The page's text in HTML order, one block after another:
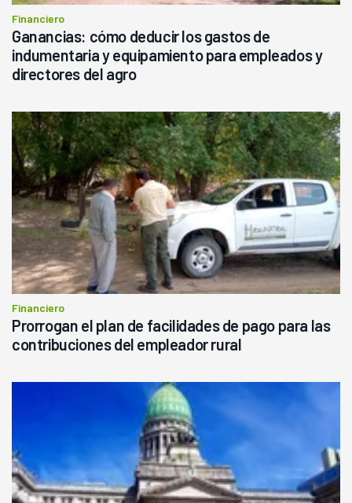
Financiero
Ganancias: cómo deducir los gastos de
indumentaria y equipamiento para empleados y
directores del agro
Financiero
Prorrogan el plan de facilidades de pago para las
contribuciones del empleador rural